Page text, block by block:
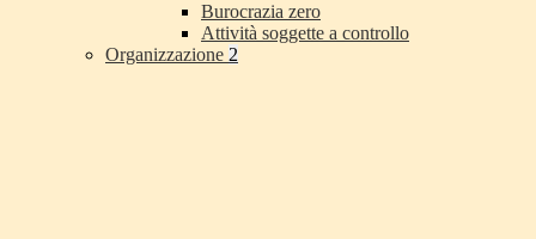
Burocrazia zero
Attività soggette a controllo
Organizzazione 2